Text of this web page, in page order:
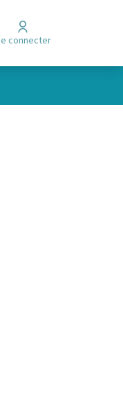
Se connecter